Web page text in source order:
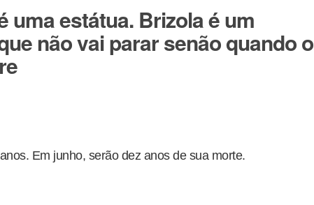
uma estátua. Brizola é um
não vai parar senão quando o
Em junho, serão dez anos de sua morte.